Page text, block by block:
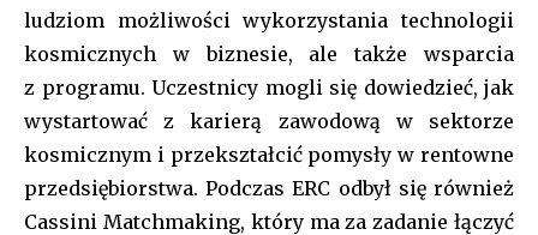
ludziom możliwości wykorzystania technologii
kosmicznych w biznesie, ale także wsparcia
z programu. Uczestnicy mogli się dowiedzieć, jak
wystartować z karierą zawodową w sektorze
kosmicznym i przekształcić pomysły w rentowne
przedsiębiorstwa. Podczas ERC odbył się również
Cassini Matchmaking, który ma za zadanie łączyć